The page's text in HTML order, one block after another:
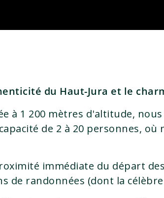
du Haut-Jura et le
à 1 200 mètres d'altitude,
de 2 à 20 personnes,
immédiate du départ
de randonnées (dont la célèbre